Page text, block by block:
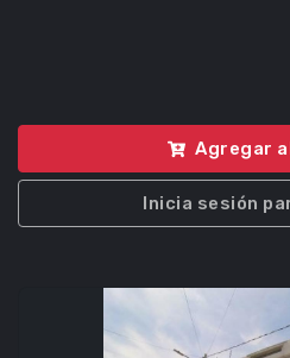
Agregar
Inicia sesión